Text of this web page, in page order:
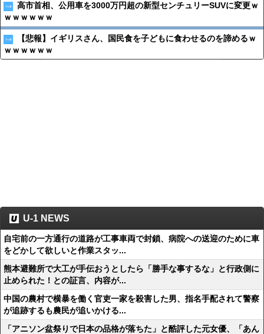
高市首相、公用車を3000万円超の新型センチュリーSUVに変更ｗ
ｗｗｗｗｗｗ
【悲報】イギリスさん、国民食を子どもに食わせるのを諦めるｗ
ｗｗｗｗｗｗ
U-1 NEWS
自宅前の一方通行の道路が工事車両で封鎖、病院への送迎のために車
をどかして欲しいと作業スタッ...
熊本避難所で大工が手伝おうとしたら「勝手な事するな」と行政側に
止められた！との証言、内容が...
中国の農村で横暴を働く官吏一家を殺害した男、指名手配されて警察
が追跡するも農民が追いかける...
「アニソン盆祭りで日本の品格が落ちた」と酷評した元女優、「あん